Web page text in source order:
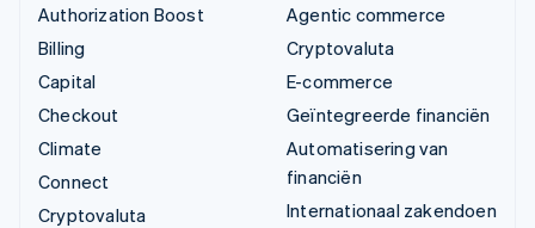
Authorization Boost
Billing
Capital
Checkout
Climate
Connect
Cryptovaluta
Agentic commerce
Cryptovaluta
E-commerce
Geïntegreerde financiën
Automatisering van
financiën
Internationaal zakendoen